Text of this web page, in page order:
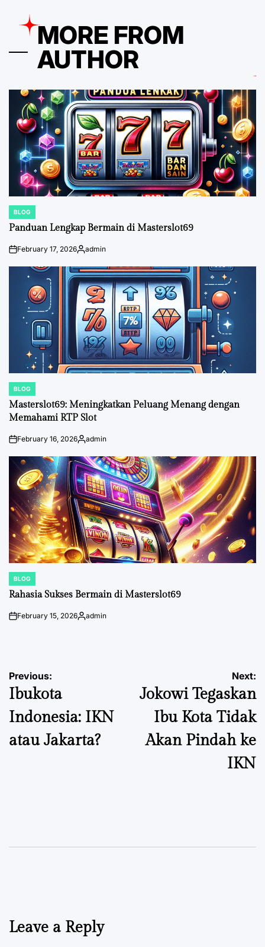
MORE FROM
AUTHOR
POSTED
IN
BLOG
Panduan Lengkap Bermain di Masterslot69
onFebruary 17, 2026Posted
admin
POSTED
IN
BLOG
Masterslot69: Meningkatkan Peluang Menang dengan
Memahami RTP Slot
onFebruary 16, 2026Posted
admin
POSTED
IN
BLOG
Rahasia Sukses Bermain di Masterslot69
onFebruary 15, 2026Posted
admin
Post
navigation
Previous:
Ibukota
Indonesia: IKN
atau Jakarta?
Next:
Jokowi Tegaskan
Ibu Kota Tidak
Akan Pindah ke
IKN
Leave a Reply